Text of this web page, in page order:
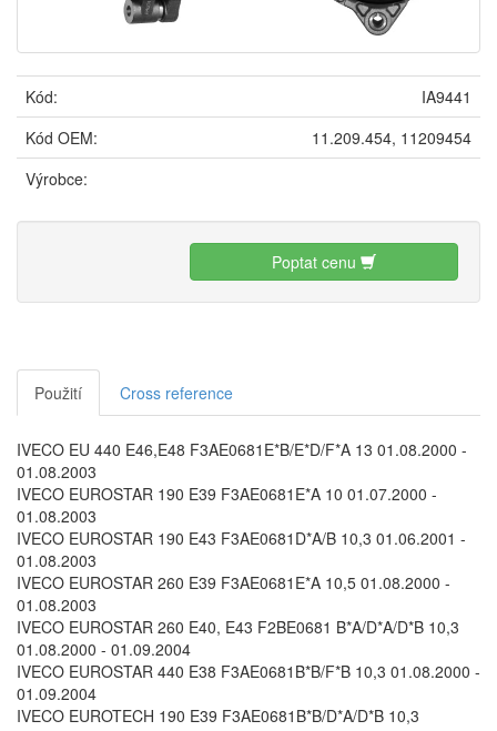
Kód:
IA9441
Kód OEM:
11.209.454, 11209454
Výrobce:
Poptat cenu
Použití Cross reference
IVECO EU 440 E46,E48 F3AE0681E*B/E*D/F*A 13 01.08.2000 -
01.08.2003
IVECO EUROSTAR 190 E39 F3AE0681E*A 10 01.07.2000 -
01.08.2003
IVECO EUROSTAR 190 E43 F3AE0681D*A/B 10,3 01.06.2001 -
01.08.2003
IVECO EUROSTAR 260 E39 F3AE0681E*A 10,5 01.08.2000 -
01.08.2003
IVECO EUROSTAR 260 E40, E43 F2BE0681 B*A/D*A/D*B 10,3
01.08.2000 - 01.09.2004
IVECO EUROSTAR 440 E38 F3AE0681B*B/F*B 10,3 01.08.2000 -
01.09.2004
IVECO EUROTECH 190 E39 F3AE0681B*B/D*A/D*B 10,3